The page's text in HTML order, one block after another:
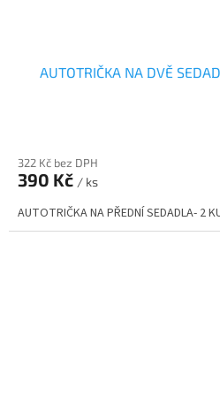
AUTOTRIČKA NA DVĚ
322 Kč bez DPH
390 Kč / ks
AUTOTRIČKA NA PŘEDNÍ SEDADLA- 2